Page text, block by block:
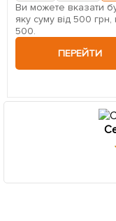
Ви можете вказати
яку суму від 500 грн,
500.
ПЕРЕЙТИ